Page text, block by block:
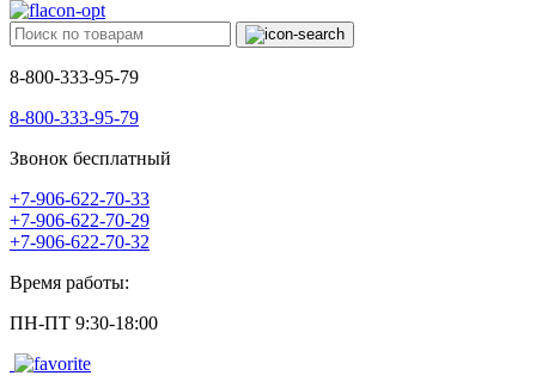
8-800-333-95-79
8-800-333-95-79
Звонок бесплатный
+7-906-622-70-33
+7-906-622-70-29
+7-906-622-70-32
Время работы:
ПН-ПТ 9:30-18:00